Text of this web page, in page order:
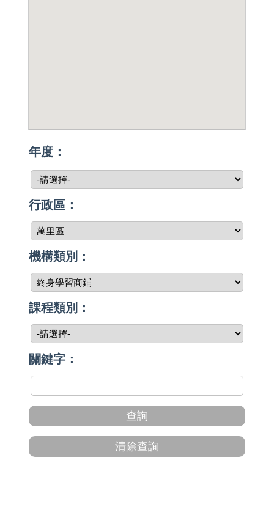
年度：
行政區：
機構類別：
課程類別：
關鍵字：